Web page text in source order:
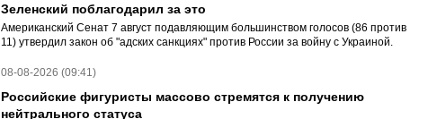
Зеленский поблагодарил за это
Американский Сенат 7 август подавляющим большинством голосов (86 против
11) утвердил закон об "адских санкциях" против России за войну с Украиной.
08-08-2026 (09:41)
Российские фигуристы массово стремятся к получению
нейтрального статуса